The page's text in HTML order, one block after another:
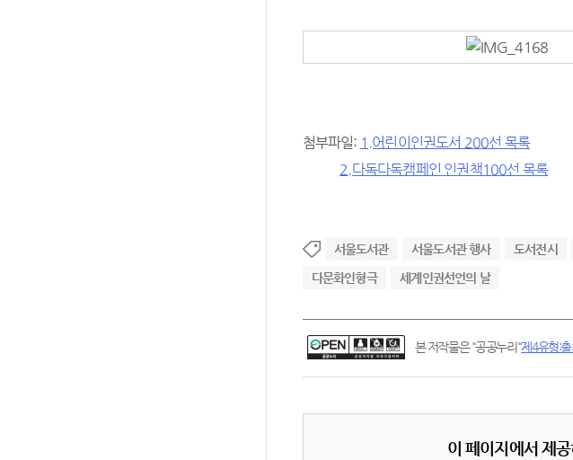
첨부파일: 1.어린이인권도서 200선 목록
2.다독다독캠페인 인권책100선 목록
서울도서관 서울도서관 행사 도서전시
다문화인형극
세계인권선언의 날
본 저작물은 "공공누리"제4유형:
이 페이지에서 제